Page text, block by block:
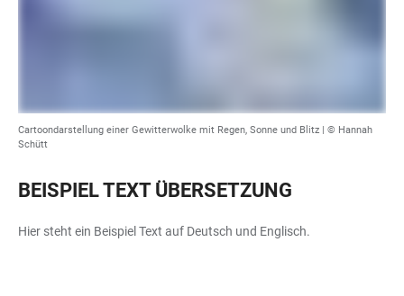
Cartoondarstellung einer Gewitterwolke mit Regen, Sonne und Blitz | © Hannah
Schütt
BEISPIEL TEXT ÜBERSETZUNG
Hier steht ein Beispiel Text auf Deutsch und Englisch.